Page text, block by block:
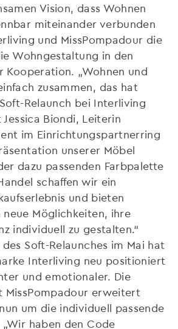
Vision, dass Wohnen
miteinander verbunden
und MissPompadour die
Wohngestaltung in den
Kooperation. „Wohnen und
zusammen, das hat
Relaunch bei Interliving
Biondi, Leiterin
im Einrichtungspartnerring
unserer Möbel
dazu passenden Farbpalette
schaffen wir ein
und bieten
neue Möglichkeiten, ihre
individuell zu gestalten.“
Soft-Relaunches im Mai hat
Interliving neu positioniert
und emotionaler. Die
MissPompadour erweitert
um die individuell passende
haben den Code